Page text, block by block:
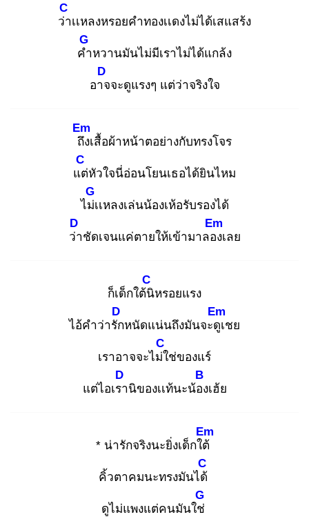
ว่า
C
เเหลงหรอยคำทองเเดงไม่ได้เสแสร้ง
คำ
G
หวานมันไม่มีเราไม่ได้แกล้ง
อาจ
D
จะดูแรงๆ แต่ว่าจริงใจ
ถึง
Em
เสื้อผ้าหน้าตอย่างกับทรงโจร
แต่
C
หัวใจนี่อ่อนโยนเธอได้ยินไหม
ไม่เ
G
เหลงเล่นน้องเห้อรับรองได้
ว่า
D
ชัดเจนแค่ตายให้เข้ามาลอง
Em
เลย
ก็เด็กใต้นิ
C
หรอยแรง
ไอ้คำว่ารัก
D
หนัดแน่นถึงมันจะดูเ
Em
ชย
เราอาจจะไม่ใ
C
ช่ของแร์
แต่ไอเรา
D
นิของเเท้นะน้อง
B
เฮ้ย
* น่ารักจริงนะยิ่งเด็กใต้
Em
คิ้วตาคมนะทรงมันได้
C
ดูไม่แพงแต่คนมันใช่
G